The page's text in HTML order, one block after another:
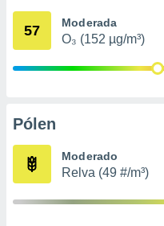
através
estudos
57 Moderada
O₃ (152 µg/m³)
Pólen
Moderado
Relva (49 #/m³)